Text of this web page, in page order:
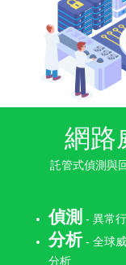
網路
託管式偵測與
偵測 - 異常
分析- 全球
分析